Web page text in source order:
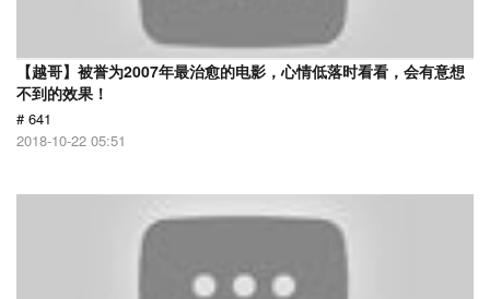
【越哥】被誉为2007年最治愈的电影，心情低落时看看，会有意想
不到的效果！
# 641
2018-10-22 05:51